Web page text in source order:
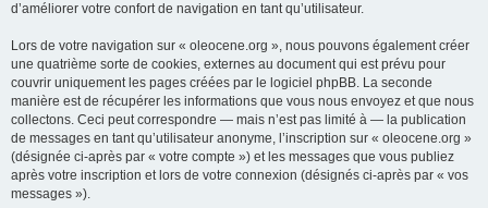
d’améliorer votre confort de navigation en tant qu’utilisateur.
Lors de votre navigation sur « oleocene.org », nous pouvons également créer
une quatrième sorte de cookies, externes au document qui est prévu pour
couvrir uniquement les pages créées par le logiciel phpBB. La seconde
manière est de récupérer les informations que vous nous envoyez et que nous
collectons. Ceci peut correspondre — mais n’est pas limité à — la publication
de messages en tant qu’utilisateur anonyme, l’inscription sur « oleocene.org »
(désignée ci-après par « votre compte ») et les messages que vous publiez
après votre inscription et lors de votre connexion (désignés ci-après par « vos
messages »).